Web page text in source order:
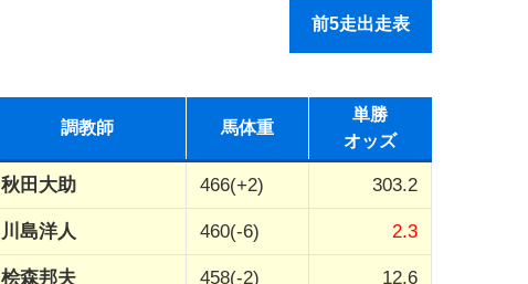
前5走出走表
調教師 馬体重
単勝
オッズ
秋田大助 466(+2) 303.2
川島洋人 460(-6) 2.3
桧森邦夫 458(-2) 12.6